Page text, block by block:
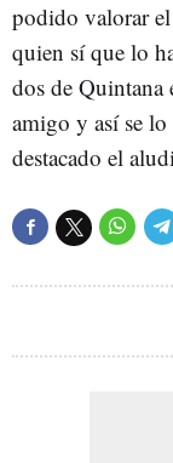
podido valorar
quien sí que lo
dos de Quintana
amigo y así se lo
destacado el